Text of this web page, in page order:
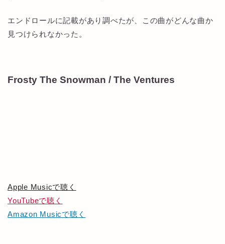
エンドロールに記載があり調べたが、この曲がどんな曲か
見つけられなかった。
Frosty The Snowman / The Ventures
Apple Musicで聴く
YouTubeで聴く
Amazon Musicで聴く